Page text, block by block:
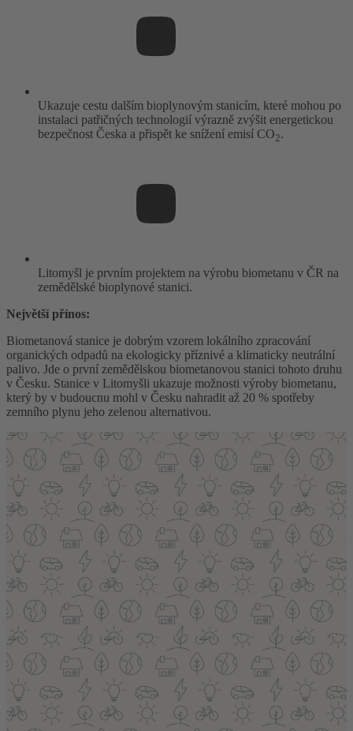
Ukazuje cestu dalším bioplynovým stanicím, které mohou po
instalaci patřičných technologií výrazně zvýšit energetickou
bezpečnost Česka a přispět ke snížení emisí CO2.
Litomyšl je prvním projektem na výrobu biometanu v ČR na
zemědělské bioplynové stanici.
Největší přínos:
Biometanová stanice je dobrým vzorem lokálního zpracování
organických odpadů na ekologicky příznivé a klimaticky neutrální
palivo. Jde o první zemědělskou biometanovou stanici tohoto druhu
v Česku. Stanice v Litomyšli ukazuje možnosti výroby biometanu,
který by v budoucnu mohl v Česku nahradit až 20 % spotřeby
zemního plynu jeho zelenou alternativou.